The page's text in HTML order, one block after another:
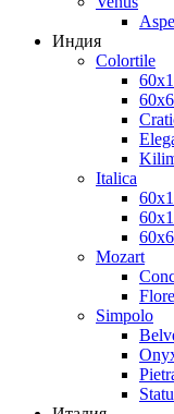
Индия
Colortile
Italica
Mozart
Simpolo